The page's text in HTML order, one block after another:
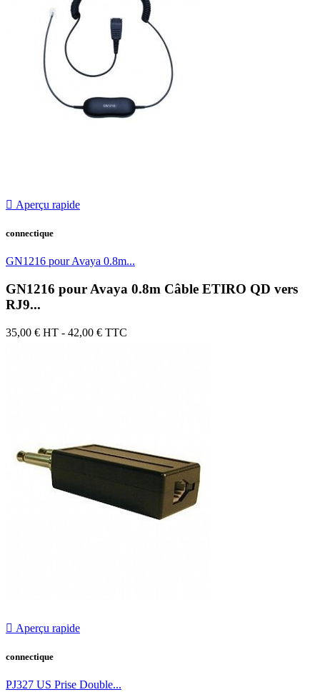
 Aperçu rapide
connectique
GN1216 pour Avaya 0.8m...
GN1216 pour Avaya 0.8m Câble ETIRO QD vers
RJ9...
35,00 € HT - 42,00 € TTC
 Aperçu rapide
connectique
PJ327 US Prise Double...